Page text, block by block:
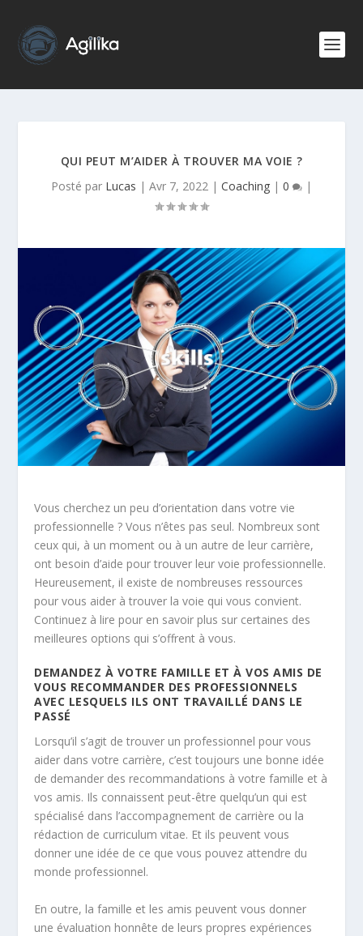
QUI PEUT M’AIDER À TROUVER MA VOIE ?
Posté par Lucas | Avr 7, 2022 | Coaching | 0 |
Vous cherchez un peu d’orientation dans votre vie
professionnelle ? Vous n’êtes pas seul. Nombreux sont
ceux qui, à un moment ou à un autre de leur carrière,
ont besoin d’aide pour trouver leur voie professionnelle.
Heureusement, il existe de nombreuses ressources
pour vous aider à trouver la voie qui vous convient.
Continuez à lire pour en savoir plus sur certaines des
meilleures options qui s’offrent à vous.
DEMANDEZ À VOTRE FAMILLE ET À VOS AMIS DE
VOUS RECOMMANDER DES PROFESSIONNELS
AVEC LESQUELS ILS ONT TRAVAILLÉ DANS LE
PASSÉ
Lorsqu’il s’agit de trouver un professionnel pour vous
aider dans votre carrière, c’est toujours une bonne idée
de demander des recommandations à votre famille et à
vos amis. Ils connaissent peut-être quelqu’un qui est
spécialisé dans l’accompagnement de carrière ou la
rédaction de curriculum vitae. Et ils peuvent vous
donner une idée de ce que vous pouvez attendre du
monde professionnel.
En outre, la famille et les amis peuvent vous donner
une évaluation honnête de leurs propres expériences